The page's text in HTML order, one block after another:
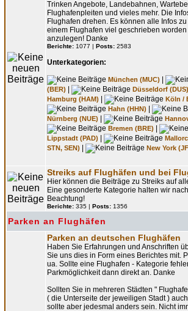
Trinken Angebote, Landebahnen,
Flughafenpleiten und vieles mehr. Die
Flughafen drehen. Es können alle Infos
einem Flughafen viel geschrieben
anzulegen! Danke
Berichte: 1077 | Posts: 2583
Unterkategorien:
München (MUC)
(BER)
Düsseldorf (DUS)
Hamburg (HAM)
Köln /
Hahn (HHN)
Nürnberg (NUE)
Bremen (BRE)
Lippstadt (PAD)
STN, SEN)
New York
Streiks auf Flughäfen und bei
Hier können die Beiträge zu Streiks auf
Eine gesonderte Kategorie halten wir
Beachtung!
Berichte: 335 | Posts: 1356
Parken an Flughäfen
Parken an deutschen Flughäfen
Haben Sie Erfahrungen und Anschriften
Sie uns dies in Form eines Berichtes mit.
ua. Sollte eine Flughafen - Kategorie
Parkmöglichkeit dann direkt an. Danke
Sollten Sie in mehreren Städten "
( die Unterseite der jeweiligen Stadt )
sollte aber jedesmal anders sein. Nicht